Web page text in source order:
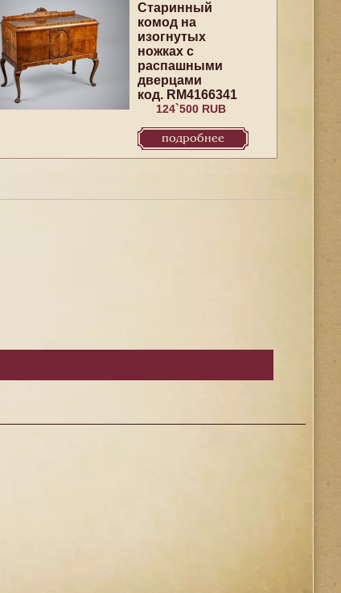
Старинный
комод на
изогнутых
ножках с
распашными
дверцами
код. RM4166341
124`500 RUB
подробнее